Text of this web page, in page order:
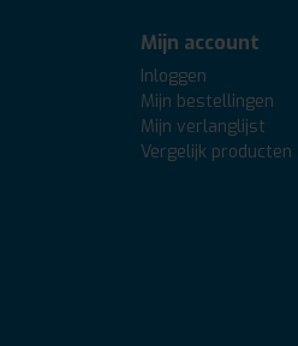
Mijn account
Inloggen
Mijn bestellingen
Mijn verlanglijst
Vergelijk producten